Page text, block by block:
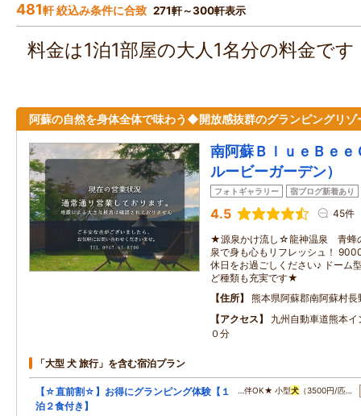
481軒 絞込み条件に合致 271軒～300軒表示
料金は1泊1部屋の大人1名分の料金で
阿蘇の自然を身体全体で味わう◆開放感抜群のグランピングリゾ
南阿蘇ＢｌｕｅＢｅｅ
ルービーガーデン）
フォトギャラリー 宿ブログ新着あり
4.5 45件
★源泉かけ流し☆龍神温泉 青蜂
泉で身も心もリフレッシュ！
休日をお過ごしください♪ ドーム
ど種類も充実です★
住所
熊本県阿蘇郡南阿蘇村
アクセス
九州自動車道熊本
０分
「大型 犬 旅行」を含む宿泊プラン
【☆直前割☆】お得にグランピング体験【１
泊２食付き】
…伴OK★ 小型犬 （3500円/匹…